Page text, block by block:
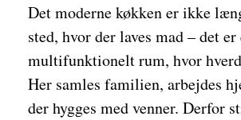
Det moderne køkken er ikke
sted, hvor der laves mad – det er
multifunktionelt rum, hvor
Her samles familien, arbejdes
der hygges med venner. Derfor